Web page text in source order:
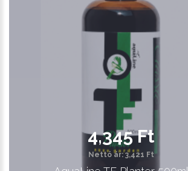
4,345 Ft
Nettó ár: 3,421 Ft